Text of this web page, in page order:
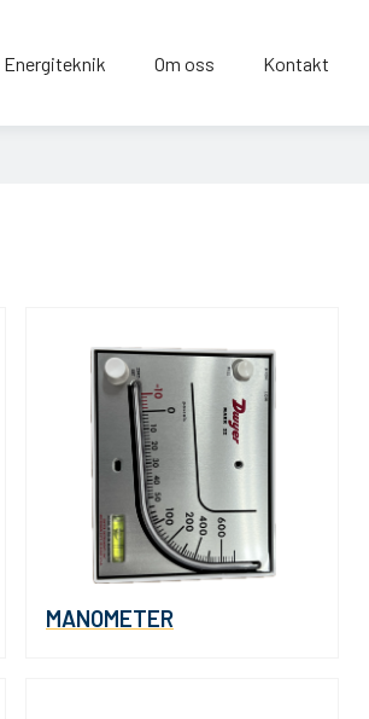
Energiteknik Om oss Kontakt
MANOMETER